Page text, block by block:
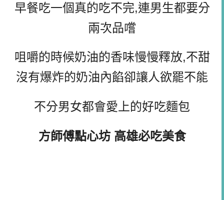
早餐吃一個真的吃不完,連男生都要分
兩次品嚐
咀嚼的時候奶油的香味慢慢釋放,不甜
沒有爆炸的奶油內餡卻讓人欲罷不能
不分男女都會愛上的好吃麵包
方師傅點心坊 高雄必吃美食